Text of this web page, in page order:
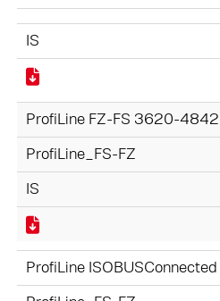
IS
ProfiLine FZ-FS 3620-
ProfiLine_FS-FZ
IS
ProfiLine